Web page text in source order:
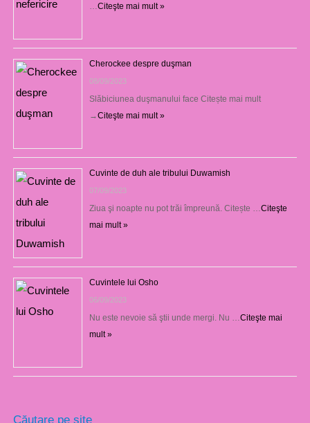
Citeşte mai mult »
Cherockee despre duşman
08/09/2023
Slăbiciunea duşmanului face Citește mai mult
→Citeşte mai mult »
Cuvinte de duh ale tribului Duwamish
07/09/2023
Ziua şi noapte nu pot trăi împreună. Citește … Citeşte
mai mult »
Cuvintele lui Osho
06/09/2023
Nu este nevoie să ştii unde mergi. Nu … Citeşte mai
mult »
Căutare pe site